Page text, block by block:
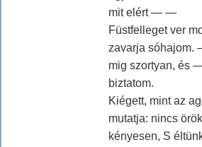
mit elért — —
Füstfelleget ver
zavarja sóhajom.
mig szortyan, és
biztatom.
Kiégett, mint az
mutatja: nincs
kényesen, S